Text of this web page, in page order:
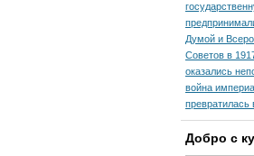
Думой и
Советов в
оказались
война
превратилась
Добро с